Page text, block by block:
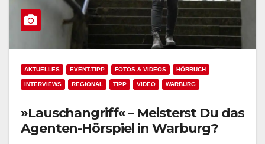
AKTUELLES EVENT-TIPP FOTOS & VIDEOS HÖRBUCH
INTERVIEWS REGIONAL TIPP VIDEO WARBURG
»Lauschangriff« – Meisterst Du das
Agenten-Hörspiel in Warburg?